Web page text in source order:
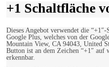
+1 Schaltfläche
Dieses Angebot verwendet die
Google Plus, welches von der
Mountain View, CA 94043, United
Button ist an dem Zeichen “+1″
erkennbar.